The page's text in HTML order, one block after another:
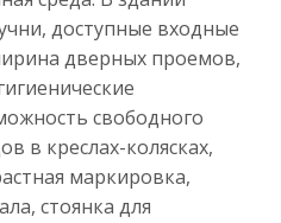
доступные входные
дверных проемов,
свободного
в креслах-колясках,
маркировка,
стоянка для